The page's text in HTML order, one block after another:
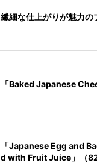
繊細な仕上がりが魅力の
「Baked Japanese
「Japanese Egg and
d with Fruit Juice」（82